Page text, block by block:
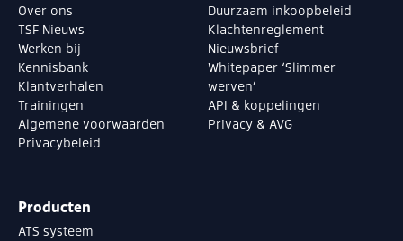
Over ons
TSF Nieuws
Werken bij
Kennisbank
Klantverhalen
Trainingen
Algemene voorwaarden
Privacybeleid
Duurzaam inkoopbeleid
Klachtenreglement
Nieuwsbrief
Whitepaper ‘Slimmer
werven’
API & koppelingen
Privacy & AVG
Producten
ATS systeem